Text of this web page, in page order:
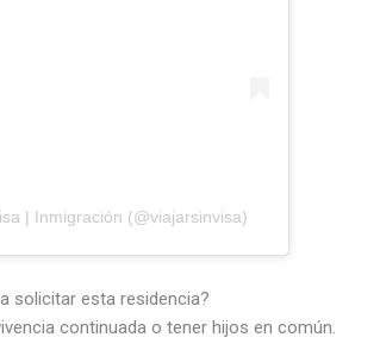
| Inmigración (@viajarsinvisa)
solicitar esta residencia?
continuada o tener hijos en común.